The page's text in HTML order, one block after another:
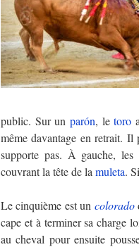
public. Sur un parón, letoro
même davantage en retrait.
supporte pas. À gauche, les
couvrant la tête de la muleta.
Le cinquième est un colorado
cape et à terminer sa charge
au cheval pour ensuite